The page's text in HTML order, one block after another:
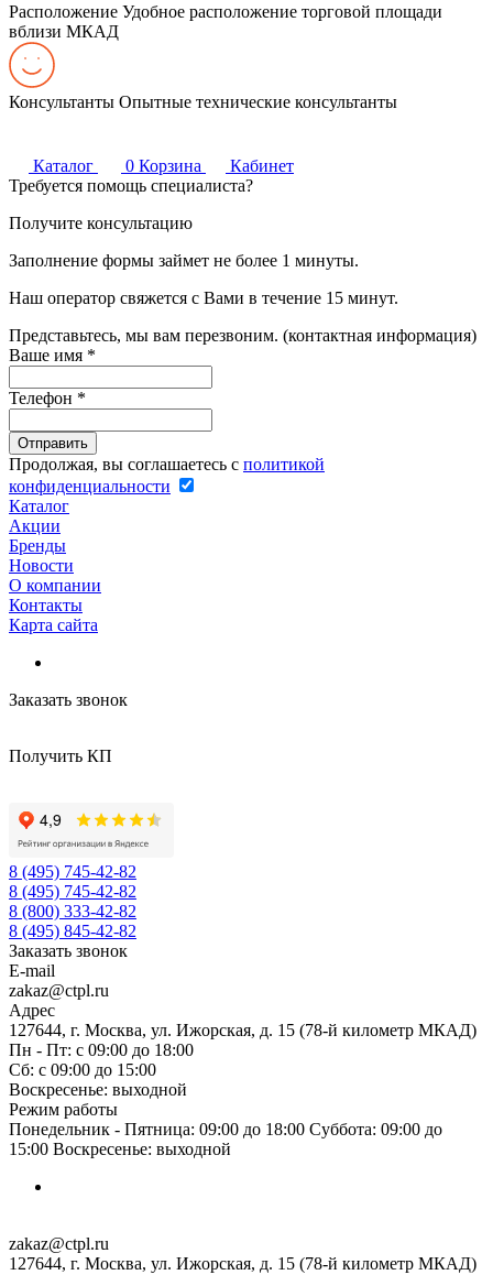
Расположение Удобное расположение торговой площади
вблизи МКАД
Консультанты Опытные технические консультанты
Каталог 0 Корзина
Кабинет
Требуется помощь специалиста?
Получите консультацию
Заполнение формы займет не более 1 минуты.
Наш оператор свяжется с Вами в течение 15 минут.
Представьтесь, мы вам перезвоним. (контактная информация)
Ваше имя *
Телефон *
Продолжая, вы соглашаетесь с политикой
конфиденциальности
Каталог
Акции
Бренды
Новости
О компании
Контакты
Карта сайта
Заказать звонок
Получить КП
8 (495) 745-42-82
8 (495) 745-42-82
8 (800) 333-42-82
8 (495) 845-42-82
Заказать звонок
E-mail
zakaz@ctpl.ru
Адрес
127644, г. Москва, ул. Ижорская, д. 15 (78-й километр МКАД)
Пн - Пт: с 09:00 до 18:00
Сб: с 09:00 до 15:00
Воскресенье: выходной
Режим работы
Понедельник - Пятница: 09:00 до 18:00 Суббота: 09:00 до
15:00 Воскресенье: выходной
zakaz@ctpl.ru
127644, г. Москва, ул. Ижорская, д. 15 (78-й километр МКАД)